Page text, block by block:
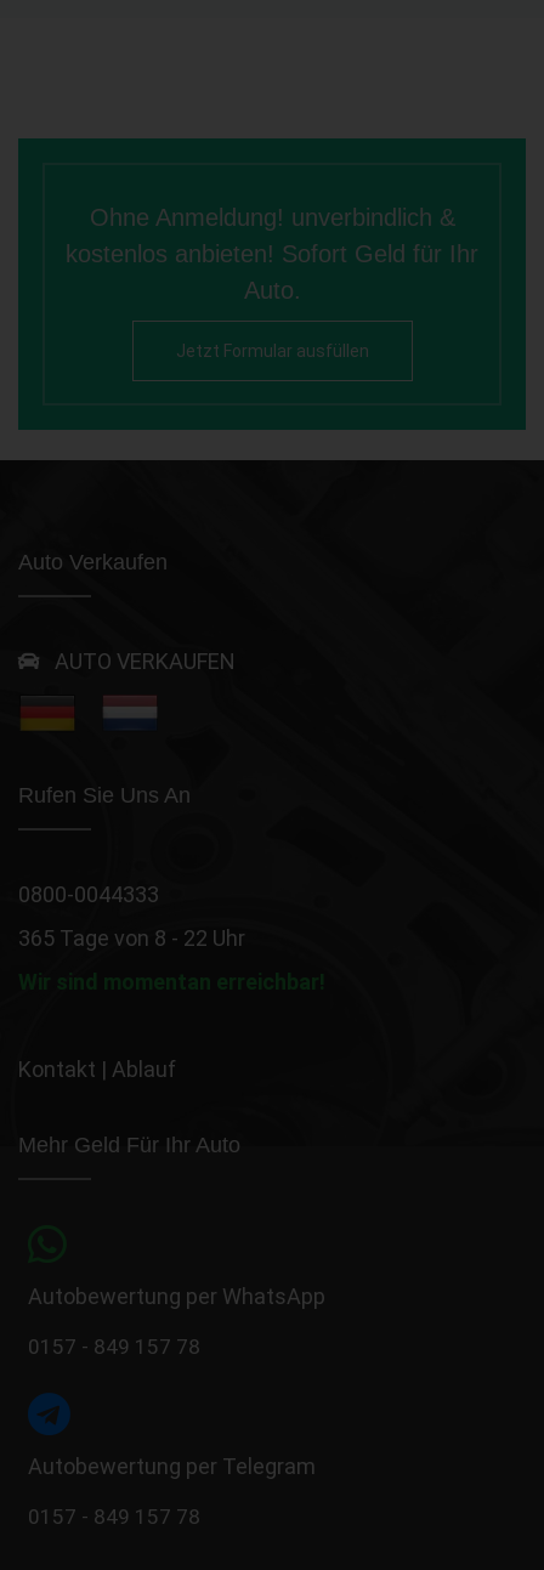
Ohne Anmeldung! unverbindlich &
kostenlos anbieten! Sofort Geld für Ihr
Auto.
Jetzt Formular ausfüllen
Auto Verkaufen
AUTO VERKAUFEN
Rufen Sie Uns An
0800-0044333
365 Tage von 8 - 22 Uhr
Wir sind momentan erreichbar!
Kontakt | Ablauf
Mehr Geld Für Ihr Auto
Autobewertung per WhatsApp
0157 - 849 157 78
Autobewertung per Telegram
0157 - 849 157 78